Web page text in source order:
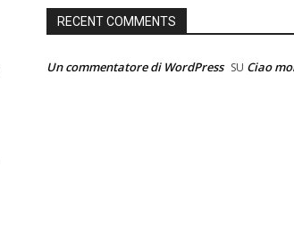
RECENT COMMENTS
Un commentatore di WordPress SU Ciao